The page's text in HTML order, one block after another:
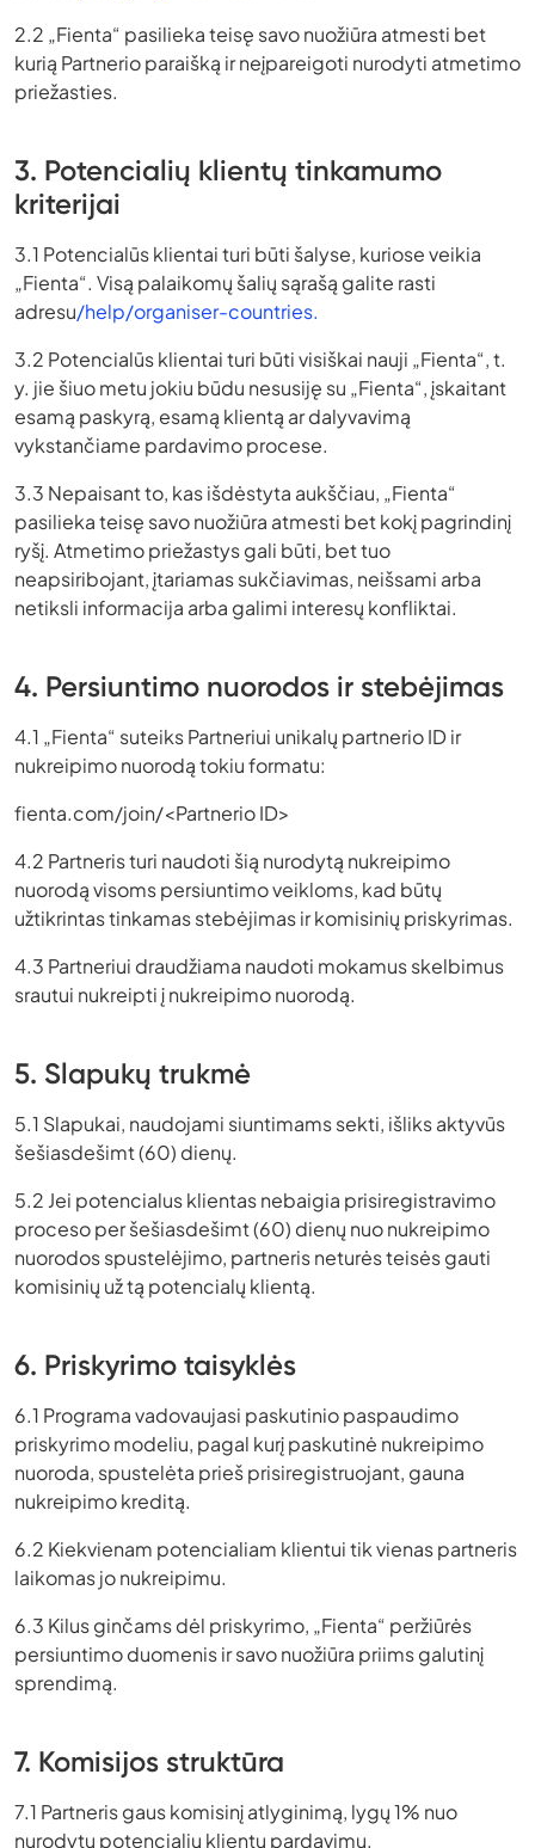
2.2 „Fienta“ pasilieka teisę savo nuožiūra atmesti bet
kurią Partnerio paraišką ir neįpareigoti nurodyti atmetimo
priežasties.
3. Potencialių klientų tinkamumo
kriterijai
3.1 Potencialūs klientai turi būti šalyse, kuriose veikia
„Fienta“. Visą palaikomų šalių sąrašą galite rasti
adresu/help/organiser-countries.
3.2 Potencialūs klientai turi būti visiškai nauji „Fienta“, t.
y. jie šiuo metu jokiu būdu nesusiję su „Fienta“, įskaitant
esamą paskyrą, esamą klientą ar dalyvavimą
vykstančiame pardavimo procese.
3.3 Nepaisant to, kas išdėstyta aukščiau, „Fienta“
pasilieka teisę savo nuožiūra atmesti bet kokį pagrindinį
ryšį. Atmetimo priežastys gali būti, bet tuo
neapsiribojant, įtariamas sukčiavimas, neišsami arba
netiksli informacija arba galimi interesų konfliktai.
4. Persiuntimo nuorodos ir stebėjimas
4.1 „Fienta“ suteiks Partneriui unikalų partnerio ID ir
nukreipimo nuorodą tokiu formatu:
fienta.com/join/<Partnerio ID>
4.2 Partneris turi naudoti šią nurodytą nukreipimo
nuorodą visoms persiuntimo veikloms, kad būtų
užtikrintas tinkamas stebėjimas ir komisinių priskyrimas.
4.3 Partneriui draudžiama naudoti mokamus skelbimus
srautui nukreipti į nukreipimo nuorodą.
5. Slapukų trukmė
5.1 Slapukai, naudojami siuntimams sekti, išliks aktyvūs
šešiasdešimt (60) dienų.
5.2 Jei potencialus klientas nebaigia prisiregistravimo
proceso per šešiasdešimt (60) dienų nuo nukreipimo
nuorodos spustelėjimo, partneris neturės teisės gauti
komisinių už tą potencialų klientą.
6. Priskyrimo taisyklės
6.1 Programa vadovaujasi paskutinio paspaudimo
priskyrimo modeliu, pagal kurį paskutinė nukreipimo
nuoroda, spustelėta prieš prisiregistruojant, gauna
nukreipimo kreditą.
6.2 Kiekvienam potencialiam klientui tik vienas partneris
laikomas jo nukreipimu.
6.3 Kilus ginčams dėl priskyrimo, „Fienta“ peržiūrės
persiuntimo duomenis ir savo nuožiūra priims galutinį
sprendimą.
7. Komisijos struktūra
7.1 Partneris gaus komisinį atlyginimą, lygų 1% nuo
nurodytų potencialių klientų pardavimų.